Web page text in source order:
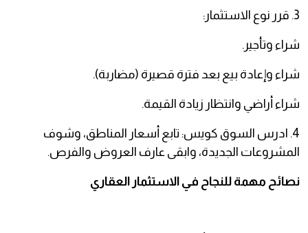
3. قرر نوع الاستثمار:
شراء وتأجير.
شراء وإعادة بيع بعد فترة قصيرة (مضاربة).
شراء أراضي وانتظار زيادة القيمة.
4. ادرس السوق كويس: تابع أسعار المناطق، وشوف
المشروعات الجديدة، وابقى عارف العروض والفرص.
نصائح مهمة للنجاح في الاستثمار العقاري